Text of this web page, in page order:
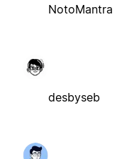
NotoMantra
desbyseb